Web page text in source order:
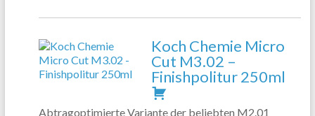
Koch Chemie Micro
Cut M3.02 –
Finishpolitur 250ml
Abtragoptimierte Variante der beliebten M2.01